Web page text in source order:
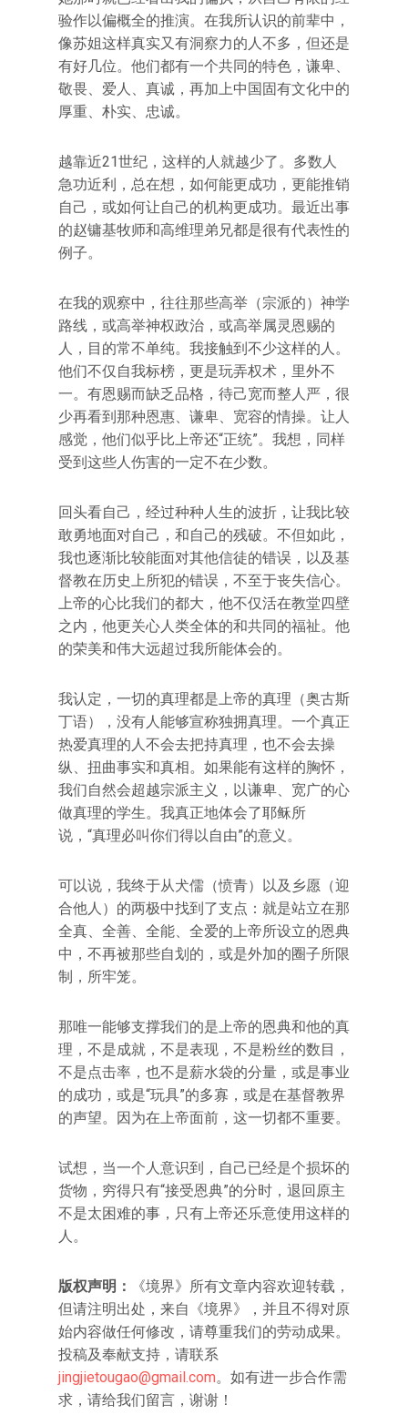
验作以偏概全的推演。在我所认识的前辈中，
像苏姐这样真实又有洞察力的人不多，但还是
有好几位。他们都有一个共同的特色，谦卑、
敬畏、爱人、真诚，再加上中国固有文化中的
厚重、朴实、忠诚。
越靠近21世纪，这样的人就越少了。多数人
急功近利，总在想，如何能更成功，更能推销
自己，或如何让自己的机构更成功。最近出事
的赵镛基牧师和高维理弟兄都是很有代表性的
例子。
在我的观察中，往往那些高举（宗派的）神学
路线，或高举神权政治，或高举属灵恩赐的
人，目的常不单纯。我接触到不少这样的人。
他们不仅自我标榜，更是玩弄权术，里外不
一。有恩赐而缺乏品格，待己宽而整人严，很
少再看到那种恩惠、谦卑、宽容的情操。让人
感觉，他们似乎比上帝还“正统”。我想，同样
受到这些人伤害的一定不在少数。
回头看自己，经过种种人生的波折，让我比较
敢勇地面对自己，和自己的残破。不但如此，
我也逐渐比较能面对其他信徒的错误，以及基
督教在历史上所犯的错误，不至于丧失信心。
上帝的心比我们的都大，他不仅活在教堂四壁
之内，他更关心人类全体的和共同的福祉。他
的荣美和伟大远超过我所能体会的。
我认定，一切的真理都是上帝的真理（奥古斯
丁语），没有人能够宣称独拥真理。一个真正
热爱真理的人不会去把持真理，也不会去操
纵、扭曲事实和真相。如果能有这样的胸怀，
我们自然会超越宗派主义，以谦卑、宽广的心
做真理的学生。我真正地体会了耶稣所
说，“真理必叫你们得以自由”的意义。
可以说，我终于从犬儒（愤青）以及乡愿（迎
合他人）的两极中找到了支点：就是站立在那
全真、全善、全能、全爱的上帝所设立的恩典
中，不再被那些自划的，或是外加的圈子所限
制，所牢笼。
那唯一能够支撑我们的是上帝的恩典和他的真
理，不是成就，不是表现，不是粉丝的数目，
不是点击率，也不是薪水袋的分量，或是事业
的成功，或是“玩具”的多寡，或是在基督教界
的声望。因为在上帝面前，这一切都不重要。
试想，当一个人意识到，自己已经是个损坏的
货物，穷得只有“接受恩典”的分时，退回原主
不是太困难的事，只有上帝还乐意使用这样的
人。
版权声明：
《境界》所有文章内容欢迎转载，
但请注明出处，来自《境界》，并且不得对原
始内容做任何修改，请尊重我们的劳动成果。
投稿及奉献支持，请联系
jingjietougao@gmail.com。如有进一步合作需
求，请给我们留言，谢谢！